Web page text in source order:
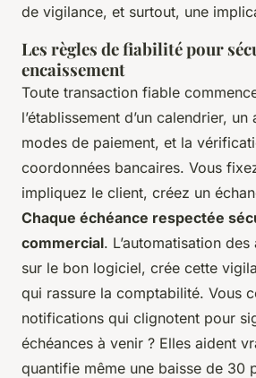
de vigilance, et surtout, une
Les règles de fiabilité pour
encaissement
Toute transaction fiable
l’établissement d’un calendrier,
modes de paiement, et la
coordonnées bancaires. Vous
impliquez le client, créez un
Chaque échéance respectée
commercial. L’automatisation
sur le bon logiciel, crée cette
qui rassure la comptabilité. Vous
notifications qui clignotent pour
échéances à venir ? Elles aident
quantifie même une baisse de 30